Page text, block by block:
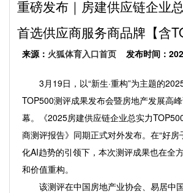
重磅发布｜房建供应链企业
首选供应商服务商品牌【含
来源： 火狐体育入口首页 发布时间：
3月19日，以“新生·重构”为主题的
TOP500测评成果发布会暨房地产发展高
幕。《2025房建供应链企业总实力
商测评报告》同期正式对外发布。在“好房
化AI趋势的引领下，本次测评成果也在全
和价值重构。
该测评在中国房地产业协会、易居中